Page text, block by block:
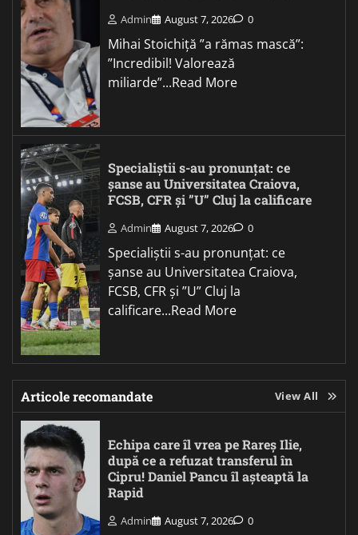
Admin August 7, 2026 0
Mihai Stoichiță ”a rămas mască”:
”Incredibil! Valorează
miliarde”...Read More
Specialiștii s-au pronunțat: ce
șanse au Universitatea Craiova,
FCSB, CFR și ”U” Cluj la calificare
Admin August 7, 2026 0
Specialiștii s-au pronunțat: ce
șanse au Universitatea Craiova,
FCSB, CFR și ”U” Cluj la
calificare...Read More
Articole recomandate View All
Echipa care îl vrea pe Rareș Ilie,
după ce a refuzat transferul în
Cipru! Daniel Pancu îl așteaptă la
Rapid
Admin August 7, 2026 0